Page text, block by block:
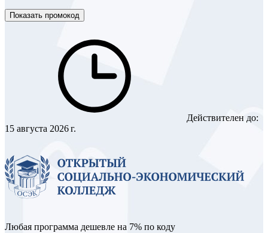
Показать промокод
Действителен до:
15 августа 2026 г.
Любая программа дешевле на 7% по коду